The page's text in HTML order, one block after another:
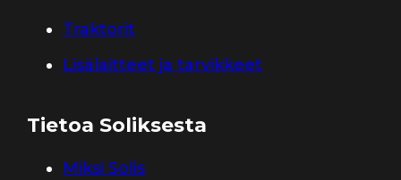
Traktorit
Lisälaitteet ja tarvikkeet
Tietoa Soliksesta
Miksi Solis